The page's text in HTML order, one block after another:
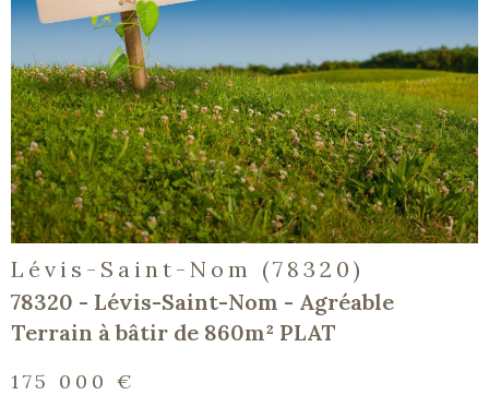
bien
Lévis-Saint-Nom (78320)
78320 - Lévis-Saint-Nom - Agréable
Terrain à bâtir de 860m² PLAT
175 000 €